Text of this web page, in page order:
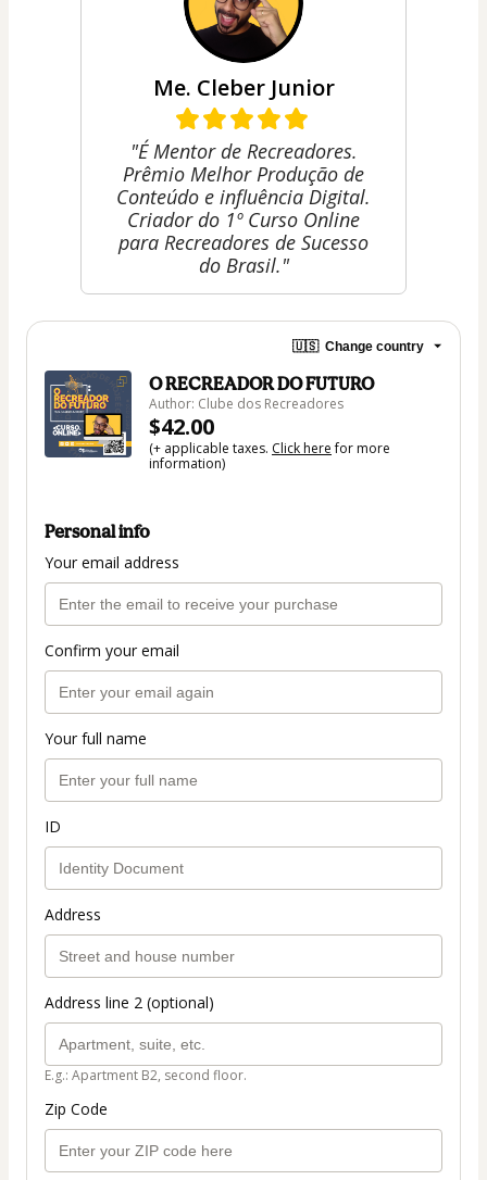
Me. Cleber Junior
"É Mentor de Recreadores.
Prêmio Melhor Produção de
Conteúdo e influência Digital.
Criador do 1º Curso Online
para Recreadores de Sucesso
do Brasil."
🇺🇸 Change country
O RECREADOR DO FUTURO
Author: Clube dos Recreadores
$42.00
(+ applicable taxes. Click herefor more
information)
Personal info
Your email address
Confirm your email
Your full name
ID
Address
Address line 2 (optional)
E.g.: Apartment B2, second floor.
Zip Code